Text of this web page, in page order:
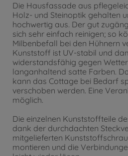
Die Hausfassade aus
Holz- und Steinoptik gehalten
hochwertig aus. Der gut
sich sehr einfach reinigen; so
Milbenbefall bei den Hühnern
Kunststoff ist UV-stabil und
widerstandsfähig gegen
langanhaltend satte Farben.
kann das Cottage bei Bedarf
verschoben werden. Eine
möglich.
Die einzelnen Kunststoffteile
dank der durchdachten
mitgelieferten
montieren und die